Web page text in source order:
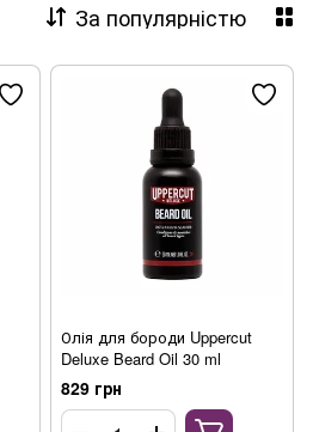
За популярністю
Олія для бороди Uppercut
Deluxe Beard Oil 30 ml
829 грн